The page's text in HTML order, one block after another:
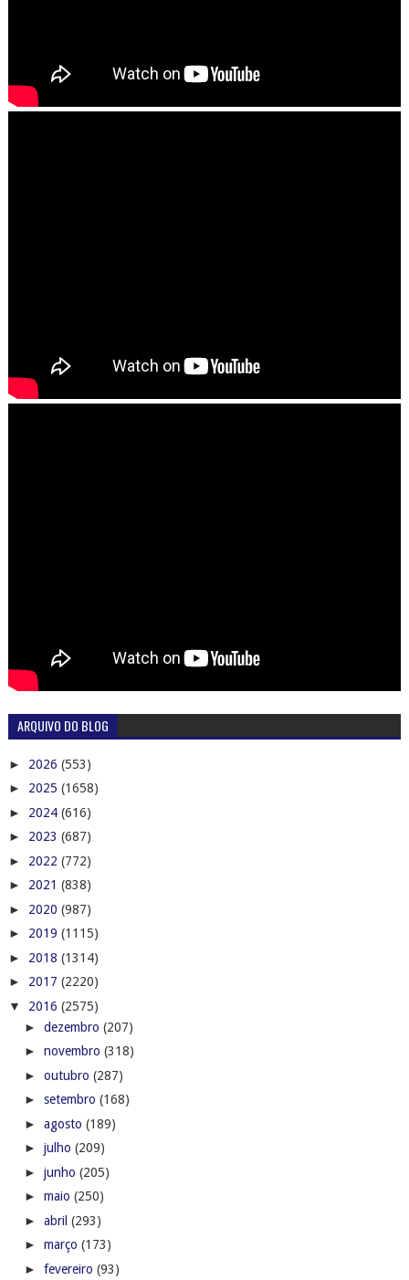
ARQUIVO DO BLOG
► 2026 (553)
► 2025 (1658)
► 2024 (616)
► 2023 (687)
► 2022 (772)
► 2021 (838)
► 2020 (987)
► 2019 (1115)
► 2018 (1314)
► 2017 (2220)
▼ 2016 (2575)
► dezembro (207)
► novembro (318)
► outubro (287)
► setembro (168)
► agosto (189)
► julho (209)
► junho (205)
► maio (250)
► abril (293)
► março (173)
► fevereiro (93)